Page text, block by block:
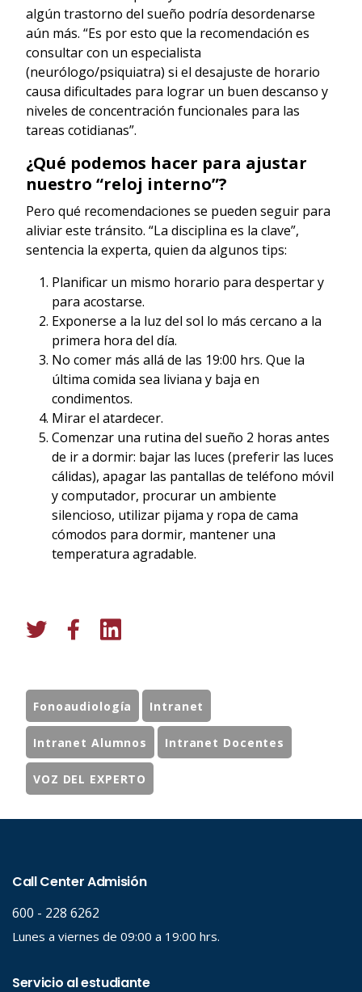
algún trastorno del sueño podría desordenarse
aún más. “Es por esto que la recomendación es
consultar con un especialista
(neurólogo/psiquiatra) si el desajuste de horario
causa dificultades para lograr un buen descanso y
niveles de concentración funcionales para las
tareas cotidianas”.
¿Qué podemos hacer para ajustar
nuestro “reloj interno”?
Pero qué recomendaciones se pueden seguir para
aliviar este tránsito. “La disciplina es la clave”,
sentencia la experta, quien da algunos tips:
Planificar un mismo horario para despertar y
para acostarse.
Exponerse a la luz del sol lo más cercano a la
primera hora del día.
No comer más allá de las 19:00 hrs. Que la
última comida sea liviana y baja en
condimentos.
Mirar el atardecer.
Comenzar una rutina del sueño 2 horas antes
de ir a dormir: bajar las luces (preferir las luces
cálidas), apagar las pantallas de teléfono móvil
y computador, procurar un ambiente
silencioso, utilizar pijama y ropa de cama
cómodos para dormir, mantener una
temperatura agradable.
Fonoaudiología Intranet
Intranet Alumnos Intranet Docentes
VOZ DEL EXPERTO